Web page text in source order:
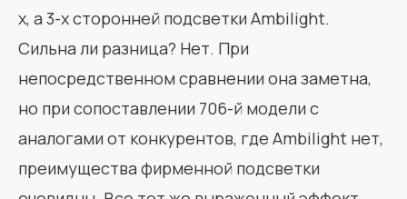
х, а 3-х сторонней подсветки Ambilight.
Сильна ли разница? Нет. При
непосредственном сравнении она заметна,
но при сопоставлении 706-й модели с
аналогами от конкурентов, где Ambilight нет,
преимущества фирменной подсветки